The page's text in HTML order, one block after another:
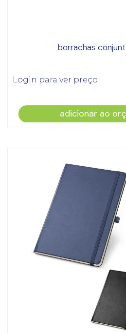
borrachas
Login para ver preço
adicionar ao